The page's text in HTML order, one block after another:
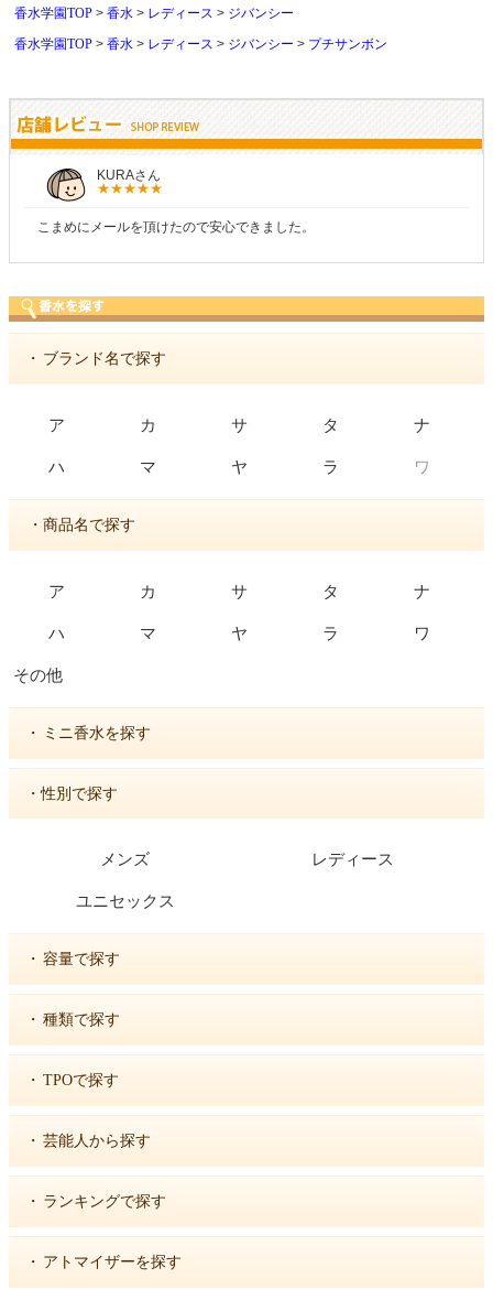
香水学園TOP 香水 レディース
ジバンシー
香水学園TOP
香水 レディース ジバンシー プチサンボン
商品が早く届いたのでよかったです。また利用させても
・ ブランド名で探す
ア カ サ タ ナ
ハ マ ヤ ラ ワ
・商品名で探す
ア カ サ タ ナ
ハ マ ヤ ラ ワ
その他
・ ミニ香水を探す
・性別で探す
メンズ レディース
ユニセックス
・ 容量で探す
・ 種類で探す
・ TPOで探す
・ 芸能人から探す
・ ランキングで探す
・ アトマイザーを探す